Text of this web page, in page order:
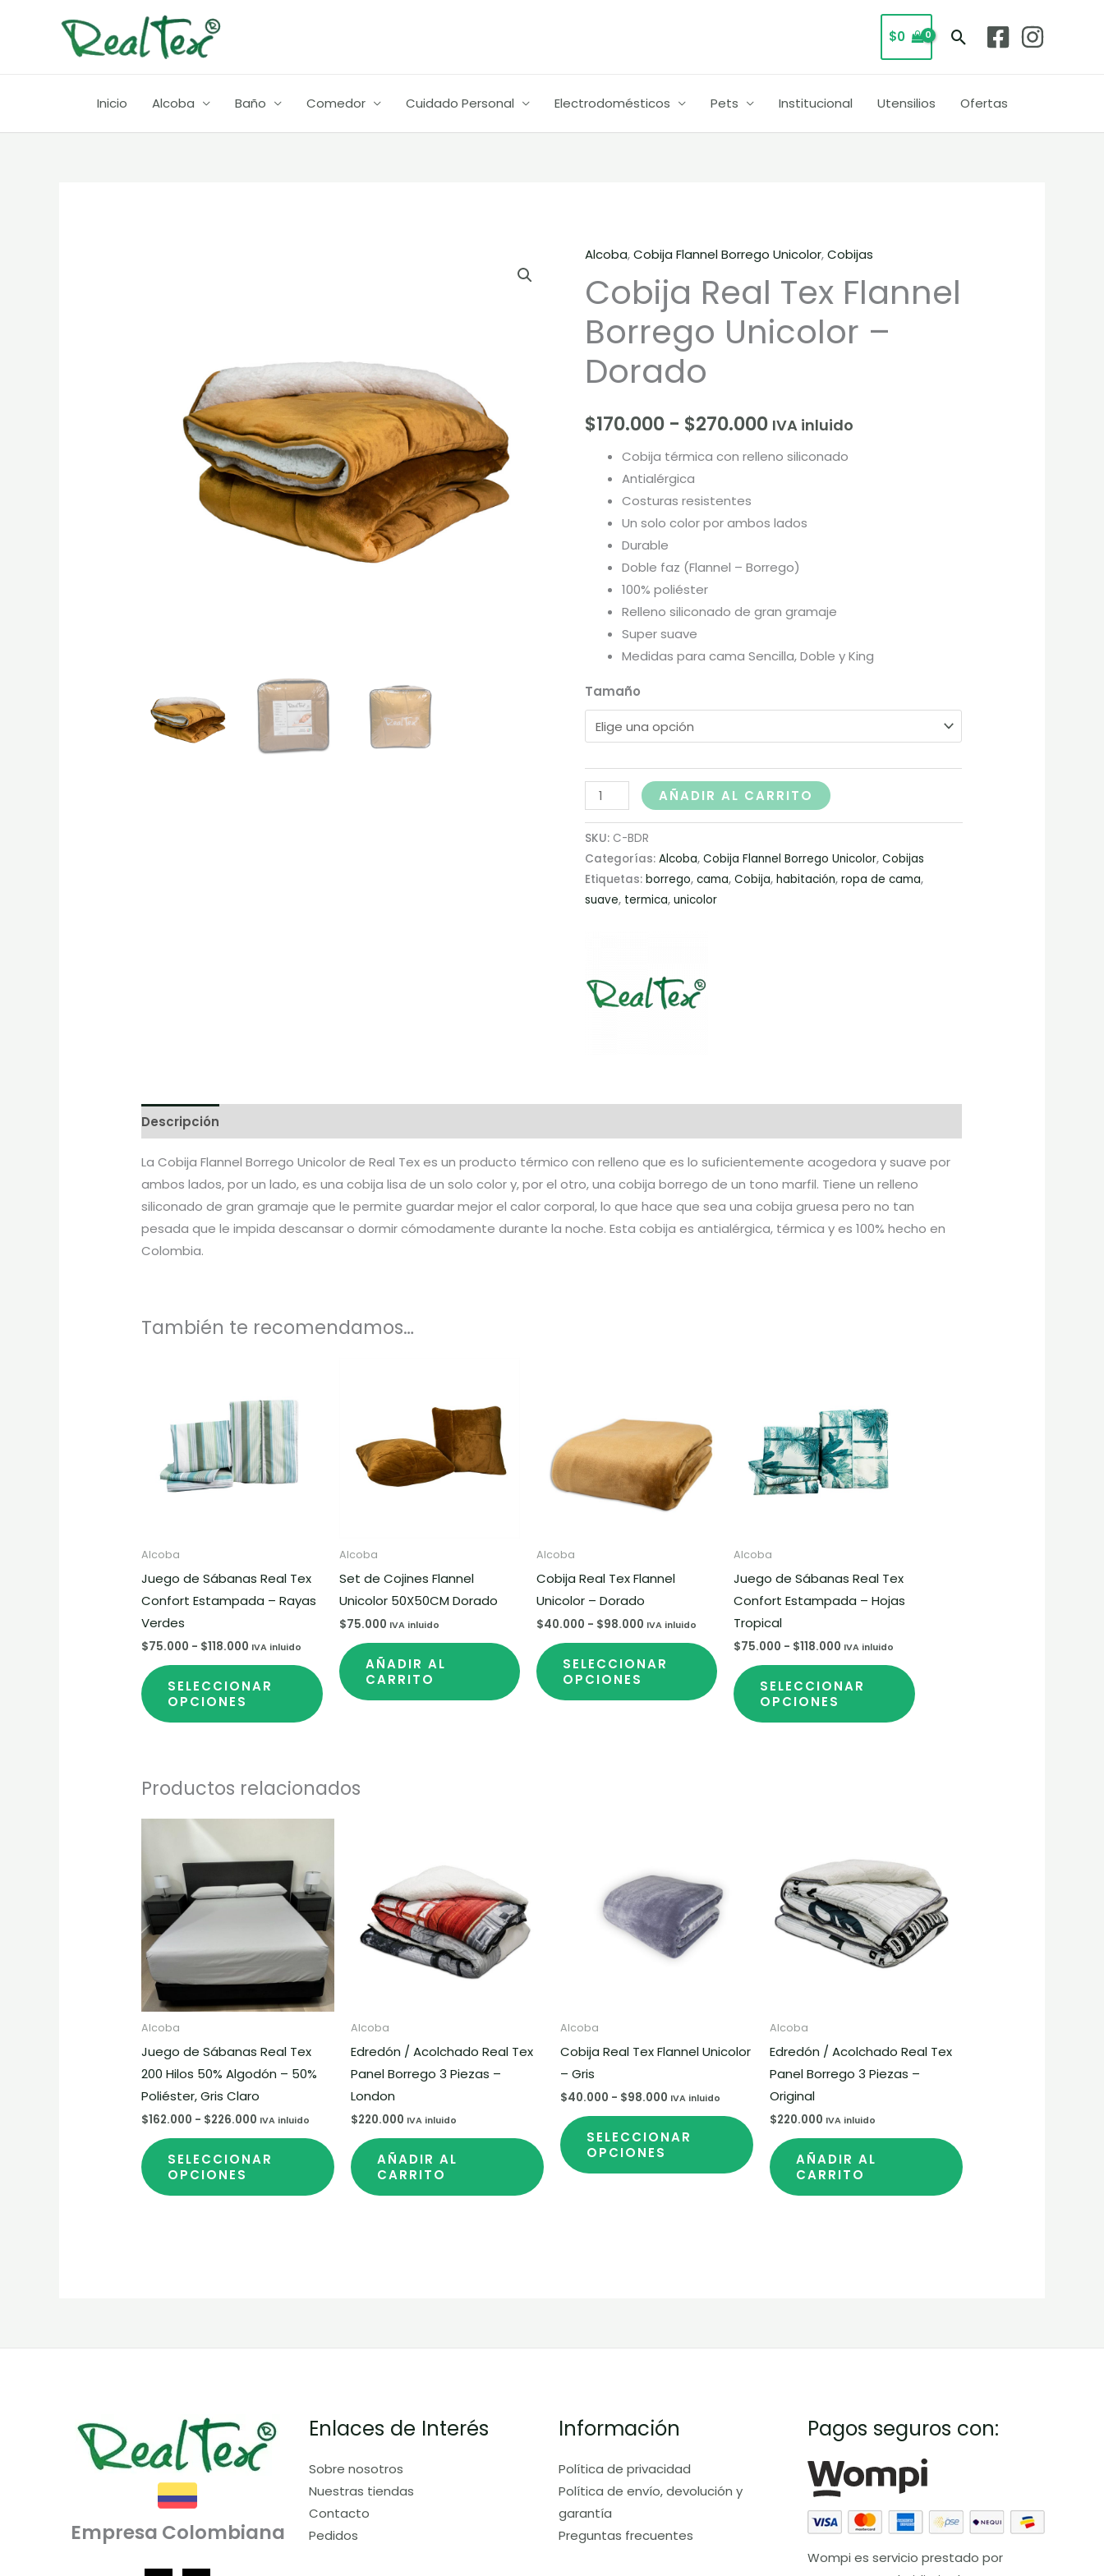
$0 Buscar
Inicio Alcoba Baño Comedor Cuidado Personal Electrodomésticos Pets Institucional Utensilios Ofertas
Alcoba,Cobija Flannel Borrego Unicolor,Cobijas
Cobija Real Tex Flannel
Borrego Unicolor –
Dorado
$170.000 - $270.000
Rango
de
precios:
hasta
$270.000
IVA inluido
Cobija térmica con relleno siliconado
Antialérgica
Costuras resistentes
Un solo color por ambos lados
Durable
Doble faz (Flannel – Borrego)
100% poliéster
Relleno siliconado de gran gramaje
Super suave
Medidas para cama Sencilla, Doble y King
Tamaño
Cobija
Real
Tex
Flannel
Borrego
Unicolor
Dorado
cantidad
AÑADIR AL CARRITO
SKU: C-BDR
Categorías: Alcoba, Cobija Flannel Borrego Unicolor, Cobijas
Etiquetas: borrego, cama, Cobija, habitación, ropa de cama,
suave, termica, unicolor
Descripción
La Cobija Flannel Borrego Unicolor de Real Tex es un producto térmico con relleno que es lo suficientemente acogedora y suave por
ambos lados, por un lado, es una cobija lisa de un solo color y, por el otro, una cobija borrego de un tono marfil. Tiene un relleno
siliconado de gran gramaje que le permite guardar mejor el calor corporal, lo que hace que sea una cobija gruesa pero no tan
pesada que le impida descansar o dormir cómodamente durante la noche. Esta cobija es antialérgica, térmica y es 100% hecho en
Colombia.
También te recomendamos…
Alcoba
Juego de Sábanas Real Tex
Confort Estampada – Rayas
Verdes
$75.000 - $118.000
desde
$75.000
hasta
$118.000
IVA inluido
SELECCIONAR
OPCIONES
variantes.
página
producto
Alcoba
Set de Cojines Flannel
Unicolor 50X50CM Dorado
$75.000 IVA inluido
AÑADIR AL
CARRITO
Alcoba
Cobija Real Tex Flannel
Unicolor – Dorado
$40.000 - $98.000
$40.000
$98.000
IVA inluido
SELECCIONAR
OPCIONES
múltiples
variantes.
opciones
página
producto
Alcoba
Juego de Sábanas Real Tex
Confort Estampada – Hojas
Tropical
$75.000 - $118.000
desde
$75.000
hasta
$118.000
IVA inluido
SELECCIONAR
OPCIONES
Productos relacionados
Alcoba
Juego de Sábanas Real Tex
200 Hilos 50% Algodón – 50%
Poliéster, Gris Claro
$162.000 - $226.000
desde
$162.000
hasta
$226.000
IVA inluido
SELECCIONAR
OPCIONES
múltiples
variantes.
pueden
elegir
página
producto
Alcoba
Edredón / Acolchado Real Tex
Panel Borrego 3 Piezas –
London
$220.000 IVA inluido
AÑADIR AL
CARRITO
Alcoba
Cobija Real Tex Flannel Unicolor
– Gris
$40.000 - $98.000
$40.000
hasta
$98.000
IVA inluido
SELECCIONAR
OPCIONES
múltiples
variantes.
elegir
página
producto
Alcoba
Edredón / Acolchado Real Tex
Panel Borrego 3 Piezas –
Original
$220.000 IVA inluido
AÑADIR AL
CARRITO
Empresa Colombiana
Enlaces de Interés
Sobre nosotros
Nuestras tiendas
Contacto
Pedidos
Información
Política de privacidad
Política de envío, devolución y
garantía
Preguntas frecuentes
Pagos seguros con:
Wompi es servicio prestado por